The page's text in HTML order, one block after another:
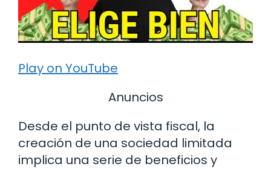
Play on YouTube
Anuncios
Desde el punto de vista fiscal, la
creación de una sociedad limitada
implica una serie de beneficios y